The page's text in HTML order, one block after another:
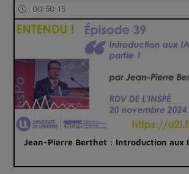
00:50:15
Jean-Pierre Berthet : Introduction aux